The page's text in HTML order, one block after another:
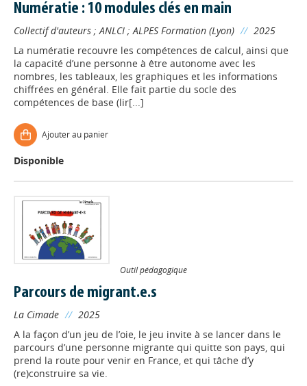
Numératie : 10 modules clés en main
Collectif d'auteurs ; ANLCI ; ALPES Formation (Lyon) // 2025
La numératie recouvre les compétences de calcul, ainsi que
la capacité d’une personne à être autonome avec les
nombres, les tableaux, les graphiques et les informations
chiffrées en général. Elle fait partie du socle des
compétences de base (lir[...]
Ajouter au panier
Disponible
Outil pédagogique
Parcours de migrant.e.s
La Cimade // 2025
A la façon d’un jeu de l’oie, le jeu invite à se lancer dans le
parcours d’une personne migrante qui quitte son pays, qui
prend la route pour venir en France, et qui tâche d’y
(re)construire sa vie.